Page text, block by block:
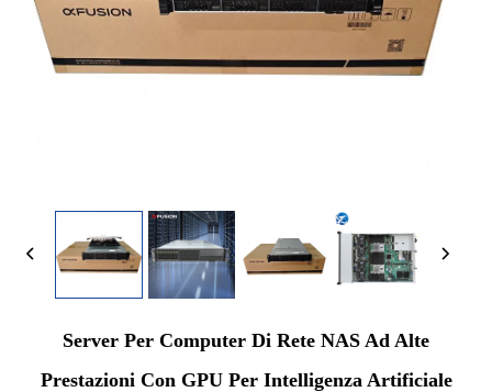
Server Per Computer Di Rete NAS Ad Alte
Prestazioni Con GPU Per Intelligenza Artificiale